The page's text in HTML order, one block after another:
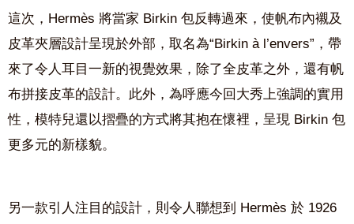
這次，Hermès 將當家 Birkin 包反轉過來，使帆布內襯及
皮革夾層設計呈現於外部，取名為“Birkin à l’envers”，帶
來了令人耳目一新的視覺效果，除了全皮革之外，還有帆
布拼接皮革的設計。此外，為呼應今回大秀上強調的實用
性，模特兒還以摺疊的方式將其抱在懷裡，呈現 Birkin 包
更多元的新樣貌。
另一款引人注目的設計，則令人聯想到 Hermès 於 1926